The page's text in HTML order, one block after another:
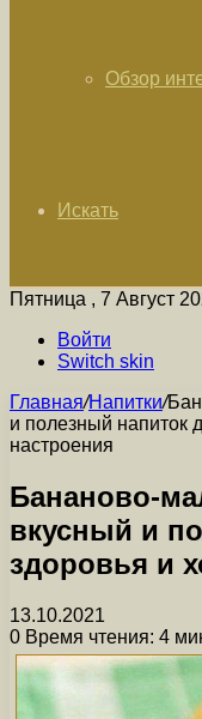
Обзор
Искать
Пятница , 7 Август
Войти
Switch skin
Главная/Напитки/
и полезный напиток
настроения
Бананово-
вкусный и
здоровья и
13.10.2021
0 Время чтения: 4